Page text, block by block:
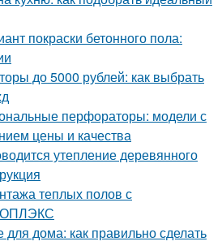
покраски бетонного пола:
до 5000 рублей: как выбрать
перфораторы: модели с
цены и качества
утепление деревянного
теплых полов с
дома: как правильно сделать